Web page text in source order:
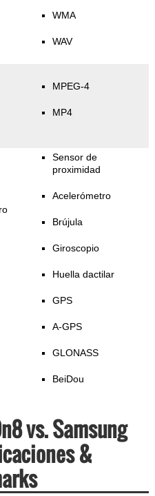
WMA
WAV
MPEG-4
MP4
Sensor de
proximidad
Acelerómetro
Brújula
Giroscopio
Huella dactilar
GPS
A-GPS
GLONASS
BeiDou
vs. Samsung
&